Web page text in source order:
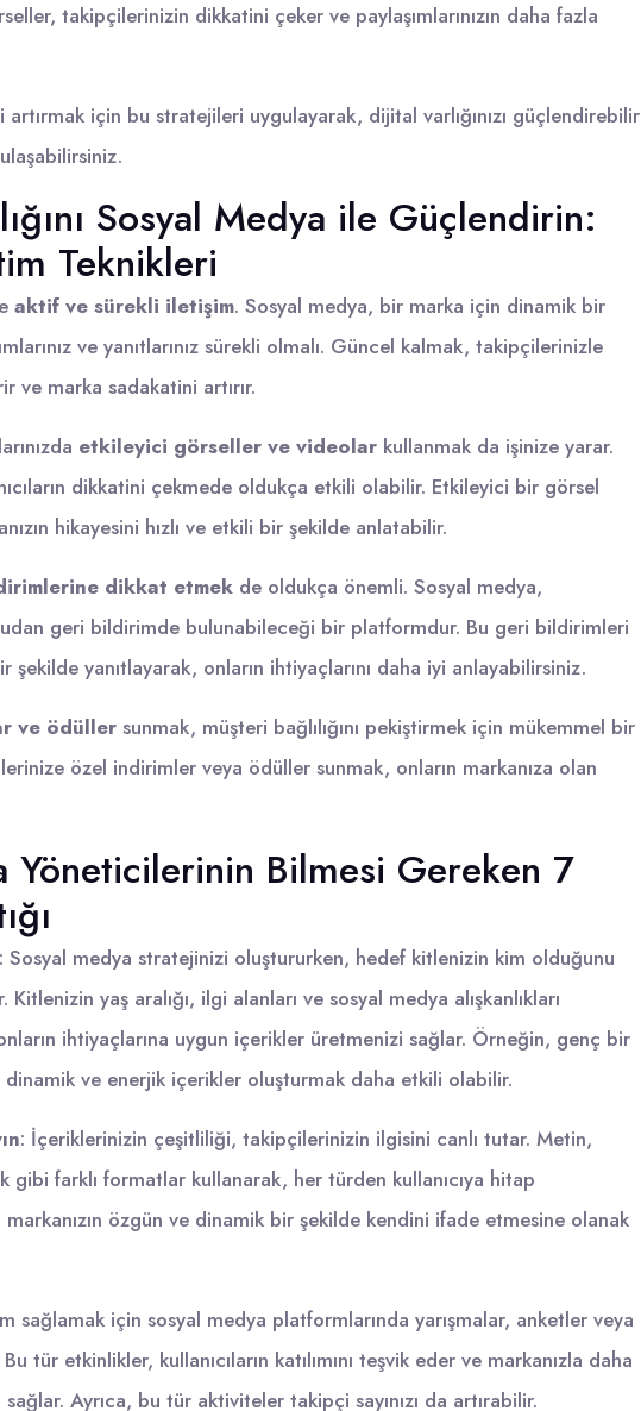
takipçilerinizin dikkatini çeker ve paylaşımlarınızın daha fazla
için bu stratejileri uygulayarak, dijital varlığınızı güçlendirebilir
Sosyal Medya ile Güçlendirin:
Teknikleri
aktif ve sürekli iletişim. Sosyal medya, bir marka için dinamik bir
ve yanıtlarınız sürekli olmalı. Güncel kalmak, takipçilerinizle
ve marka sadakatini artırır.
etkileyici görseller ve videolar kullanmak da işinize yarar.
dikkatini çekmede oldukça etkili olabilir. Etkileyici bir görsel
hikayesini hızlı ve etkili bir şekilde anlatabilir.
dikkat etmek de oldukça önemli. Sosyal medya,
geri bildirimde bulunabileceği bir platformdur. Bu geri bildirimleri
yanıtlayarak, onların ihtiyaçlarını daha iyi anlayabilirsiniz.
ve ödüller sunmak, müşteri bağlılığını pekiştirmek için mükemmel bir
özel indirimler veya ödüller sunmak, onların markanıza olan
Yöneticilerinin Bilmesi Gereken 7
: Sosyal medya stratejinizi oluştururken, hedef kitlenizin kim olduğunu
yaş aralığı, ilgi alanları ve sosyal medya alışkanlıkları
ihtiyaçlarına uygun içerikler üretmenizi sağlar. Örneğin, genç bir
ve enerjik içerikler oluşturmak daha etkili olabilir.
: İçeriklerinizin çeşitliliği, takipçilerinizin ilgisini canlı tutar. Metin,
farklı formatlar kullanarak, her türden kullanıcıya hitap
özgün ve dinamik bir şekilde kendini ifade etmesine olanak
sağlamak için sosyal medya platformlarında yarışmalar, anketler veya
tür etkinlikler, kullanıcıların katılımını teşvik eder ve markanızla daha
Ayrıca, bu tür aktiviteler takipçi sayınızı da artırabilir.